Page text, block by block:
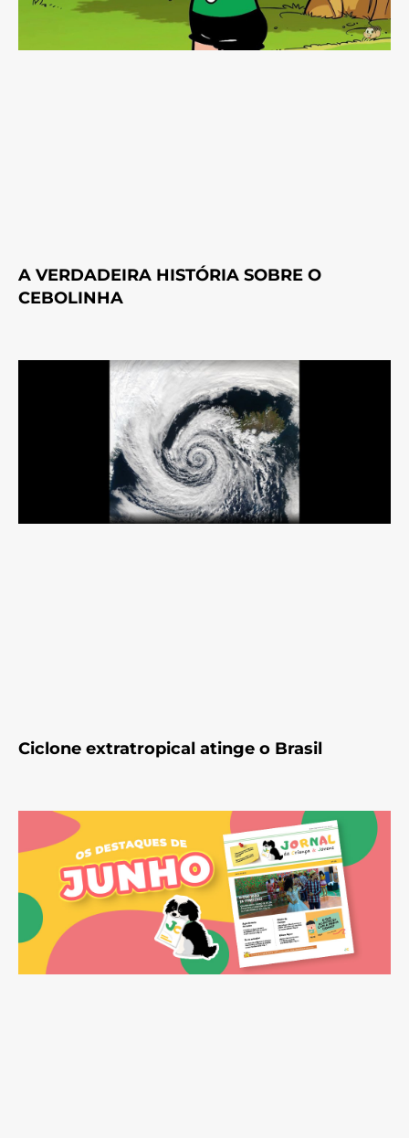
A VERDADEIRA HISTÓRIA SOBRE O
CEBOLINHA
Ciclone extratropical atinge o Brasil